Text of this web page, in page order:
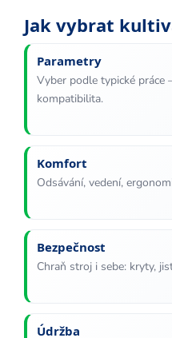
Jak vybrat
Parametry
Vyber podle typické práce
kompatibilita.
Komfort
Odsávání, vedení,
Bezpečnost
Chraň stroj i sebe: kryty,
Údržba